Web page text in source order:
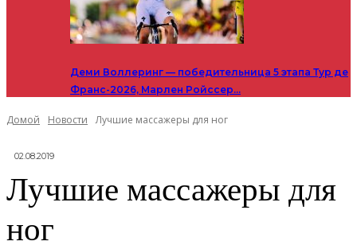
Деми Воллеринг — победительница 5 этапа Тур де
Франс-2026, Марлен Ройссер…
Домой Новости Лучшие массажеры для ног
02.08.2019
Лучшие массажеры для
ног